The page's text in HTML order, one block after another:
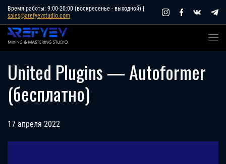
Skip
content
Время работы: 9:00-20:00 (воскресенье - выходной) |
sales@arefyevstudio.com
United Plugins — Autoformer
(бесплатно)
17 апреля 2022